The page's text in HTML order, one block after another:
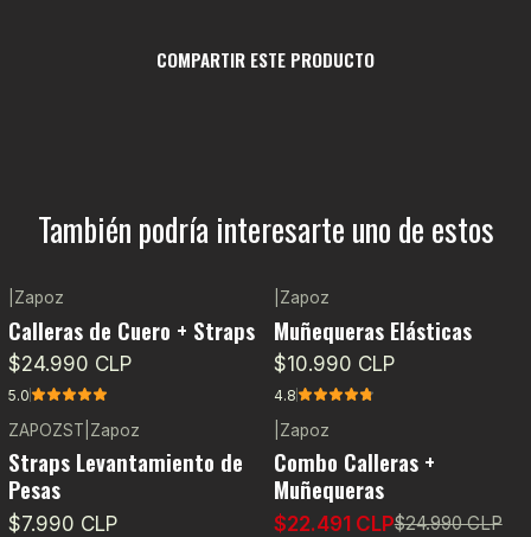
COMPARTIR ESTE PRODUCTO
También podría interesarte uno de estos
Zapoz
Calleras de Cuero + Straps
$24.990 CLP
5.0
Zapoz
Muñequeras Elásticas
$10.990 CLP
4.8
ZAPOZST Zapoz
Straps Levantamiento de
Pesas
$7.990 CLP
-10%
Zapoz
Combo Calleras +
Muñequeras
$22.491 CLP$24.990 CLP